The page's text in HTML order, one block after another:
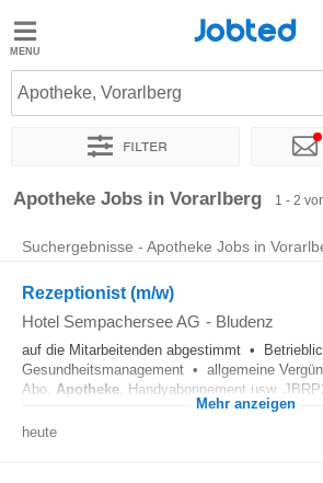
Jobted
Jobs
Jobted
Apotheke, Vorarlberg
Filter
Sortieren nach Unternehmen
Apotheke Jobs in Vorarlberg 1 - 2
Suchergebnisse - Apotheke Jobs in
Rezeptionist (m/w)
Hotel Sempachersee AG - Bludenz
auf die Mitarbeitenden abgestimmt •
Gesundheitsmanagement • allgemeine
Abo, Apotheke , Handyabonnement usw.
Mehr anzeigen
heute